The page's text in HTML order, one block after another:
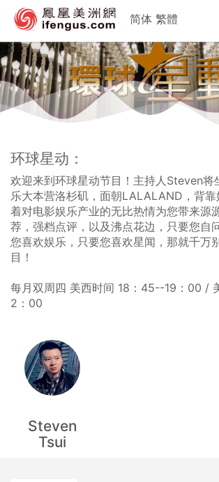
环球星动：
欢迎来到环球星动节目！主持人Steven将
乐大本营洛杉矶，面朝LALALAND，背
着对电影娱乐产业的无比热情为您带来源
荐，强档点评，以及沸点花边，只要您自
您喜欢娱乐，只要您喜欢星闻，那就千万
目！
每月双周四 美西时间 18：45--19：00 /
2：00
Steven
Tsui
简体 繁體